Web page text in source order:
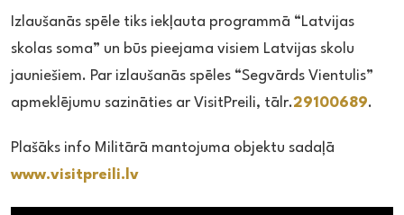
Izlaušanās spēle tiks iekļauta programmā “Latvijas
skolas soma” un būs pieejama visiem Latvijas skolu
jauniešiem. Par izlaušanās spēles “Segvārds Vientulis”
apmeklējumu sazināties ar VisitPreili, tālr.29100689.
Plašāks info Militārā mantojuma objektu sadaļā
www.visitpreili.lv